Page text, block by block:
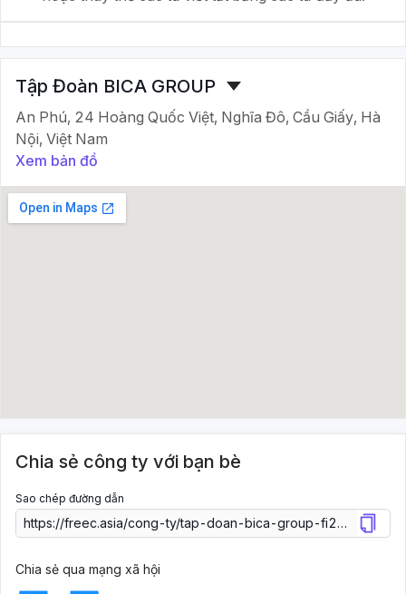
Tập Đoàn BICA GROUP
An Phú, 24 Hoàng Quốc Việt, Nghĩa Đô, Cầu Giấy, Hà
Nội, Việt Nam
Xem bản đồ
Chia sẻ công ty với bạn bè
Sao chép đường dẫn
Chia sẻ qua mạng xã hội